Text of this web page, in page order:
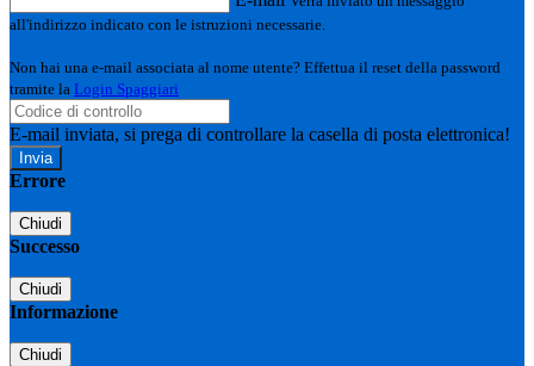
all'indirizzo indicato con le istruzioni necessarie.
Non hai una e-mail associata al nome utente? Effettua il reset della password
tramite la Login Spaggiari
E-mail inviata, si prega di controllare la casella di posta elettronica!
Errore
Chiudi
Successo
Chiudi
Informazione
Chiudi